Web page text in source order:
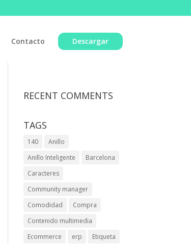
Contacto Descargar
RECENT COMMENTS
TAGS
140
Anillo
Anillo Inteligente
Barcelona
Caracteres
Community manager
Comodidad
Compra
Contenido multimedia
Ecommerce
erp
Etiqueta